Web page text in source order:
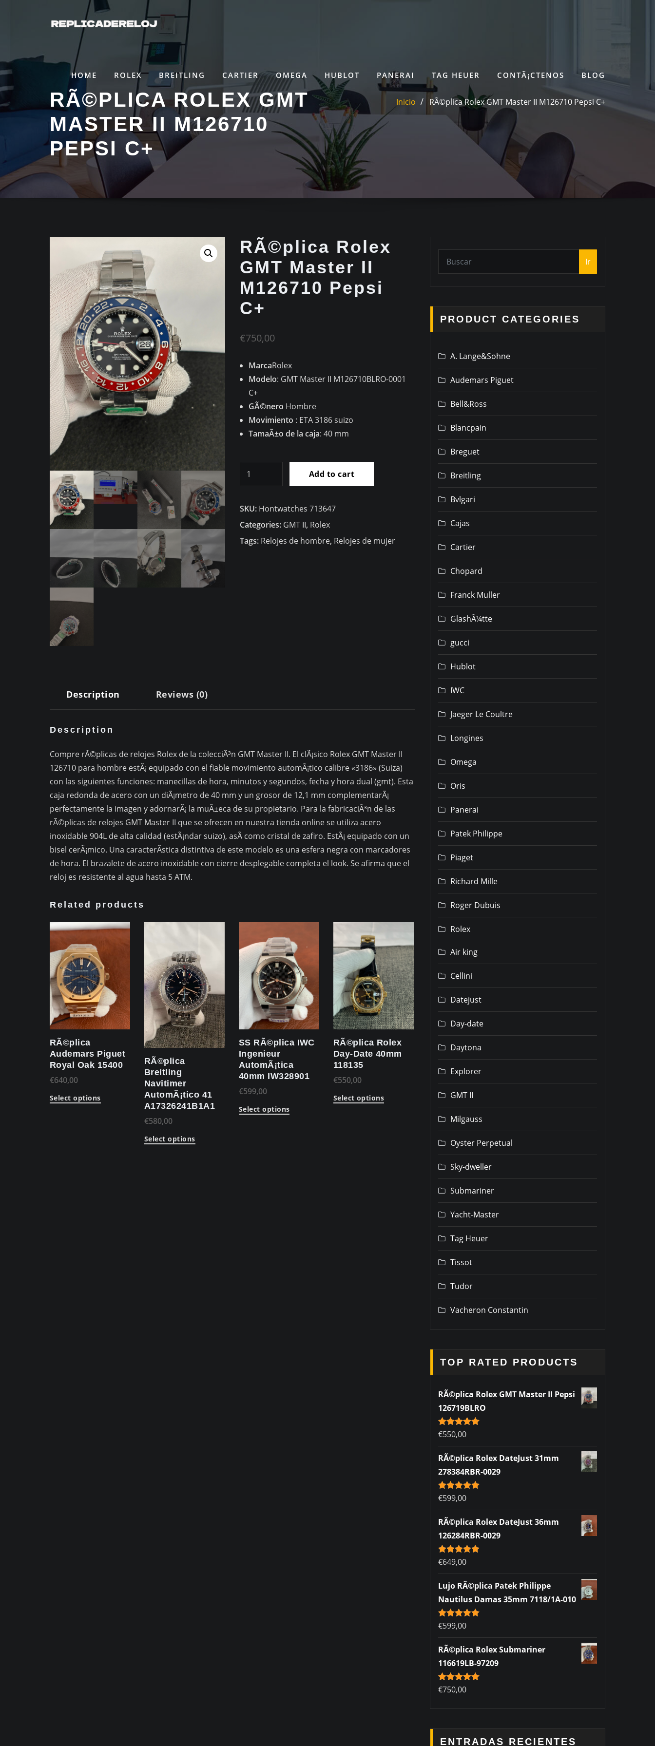
HOME ROLEX BREITLING CARTIER OMEGA HUBLOT PANERAI TAG HEUER CONTÃ¡CTENOS BLOG
RÃ©PLICA ROLEX GMT
MASTER II M126710
PEPSI C+
Inicio RÃ©plica Rolex GMT Master II M126710 Pepsi C+
RÃ©plica Rolex
GMT Master II
M126710 Pepsi
C+
€750,00
MarcaRolex
Modelo: GMT Master II M126710BLRO-0001
C+
GÃ©nero Hombre
Movimiento : ETA 3186 suizo
TamaÃ±o de la caja: 40 mm
Master
II
M126710
Add to cart
SKU: Hontwatches 713647
Categories: GMT II, Rolex
Tags: Relojes de hombre, Relojes de mujer
Description Reviews (0)
Description
Compre rÃ©plicas de relojes Rolex de la colecciÃ³n GMT Master II. El clÃ¡sico Rolex GMT Master II
126710 para hombre estÃ¡ equipado con el fiable movimiento automÃ¡tico calibre «3186» (Suiza)
con las siguientes funciones: manecillas de hora, minutos y segundos, fecha y hora dual (gmt). Esta
caja redonda de acero con un diÃ¡metro de 40 mm y un grosor de 12,1 mm complementarÃ¡
perfectamente la imagen y adornarÃ¡ la muÃ±eca de su propietario. Para la fabricaciÃ³n de las
rÃ©plicas de relojes GMT Master II que se ofrecen en nuestra tienda online se utiliza acero
inoxidable 904L de alta calidad (estÃ¡ndar suizo), asÃ­ como cristal de zafiro. EstÃ¡ equipado con un
bisel cerÃ¡mico. Una caracterÃ­stica distintiva de este modelo es una esfera negra con marcadores
de hora. El brazalete de acero inoxidable con cierre desplegable completa el look. Se afirma que el
reloj es resistente al agua hasta 5 ATM.
Related products
RÃ©plica
Audemars Piguet
Royal Oak 15400
€640,00
Select options
RÃ©plica
Breitling
Navitimer
AutomÃ¡tico 41
A17326241B1A1
€580,00
Select options
SS RÃ©plica IWC
Ingenieur
AutomÃ¡tica
40mm IW328901
€599,00
Select options
RÃ©plica Rolex
Day-Date 40mm
118135
€550,00
Select options
Ir
PRODUCT CATEGORIES
A. Lange&Sohne
Audemars Piguet
Bell&Ross
Blancpain
Breguet
Breitling
Bvlgari
Cajas
Cartier
Chopard
Franck Muller
GlashÃ¼tte
gucci
Hublot
IWC
Jaeger Le Coultre
Longines
Omega
Oris
Panerai
Patek Philippe
Piaget
Richard Mille
Roger Dubuis
Rolex
Air king
Cellini
Datejust
Day-date
Daytona
Explorer
GMT II
Milgauss
Oyster Perpetual
Sky-dweller
Submariner
Yacht-Master
Tag Heuer
Tissot
Tudor
Vacheron Constantin
TOP RATED PRODUCTS
RÃ©plica Rolex GMT Master II Pepsi
126719BLRO
Rated5.00
out of 5
€550,00
RÃ©plica Rolex DateJust 31mm
278384RBR-0029
Rated5.00
out of 5
€599,00
RÃ©plica Rolex DateJust 36mm
126284RBR-0029
Rated5.00
out of 5
€649,00
Lujo RÃ©plica Patek Philippe
Nautilus Damas 35mm 7118/1A-010
Rated5.00
out of 5
€599,00
RÃ©plica Rolex Submariner
116619LB-97209
Rated5.00
out of 5
€750,00
ENTRADAS RECIENTES